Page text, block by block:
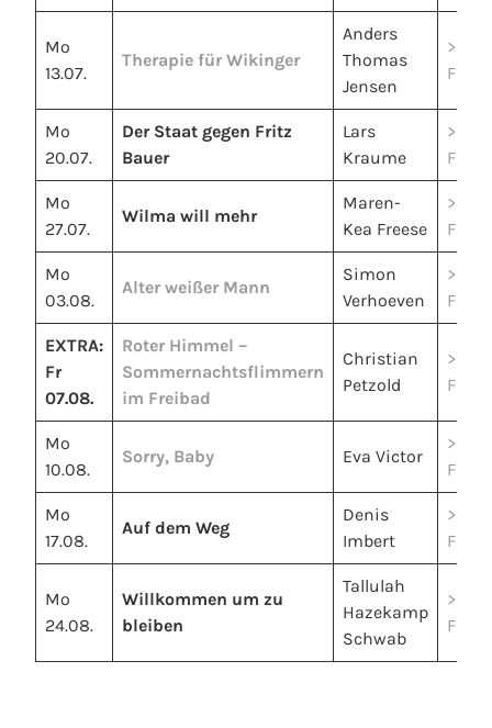
Mo
13.07.
Therapie für Wikinger
Anders
Thomas
Jensen
>>
Mo
20.07.
Der Staat gegen Fritz
Bauer
Lars
Kraume
>>
Mo
27.07.
Wilma will mehr
Maren-
Kea Freese
>>
Mo
03.08.
Alter weißer Mann
Simon
Verhoeven
>>
EXTRA:
Fr
07.08.
Roter Himmel –
Sommernachtsflimmern
im Freibad
Christian
Petzold
>>
Mo
10.08.
Sorry, Baby Eva Victor
>>
Mo
17.08.
Auf dem Weg
Denis
Imbert
>>
Mo
24.08.
Willkommen um zu
bleiben
Tallulah
Hazekamp
Schwab
>>